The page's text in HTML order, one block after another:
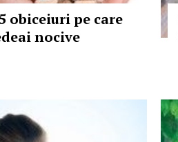
obiceiuri pe care
nocive